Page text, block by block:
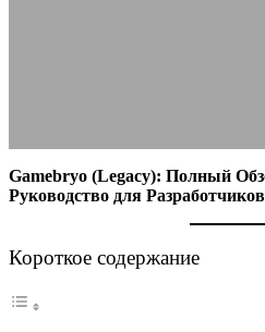
Gamebryo (Legacy): Полный
Руководство для Разработчиков
Короткое содержание